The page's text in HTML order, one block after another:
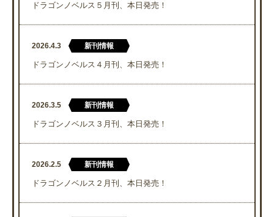
ドラゴンノベルス５月刊、本日発売！
2026.4.3 新刊情報
ドラゴンノベルス４月刊、本日発売！
2026.3.5 新刊情報
ドラゴンノベルス３月刊、本日発売！
2026.2.5 新刊情報
ドラゴンノベルス２月刊、本日発売！